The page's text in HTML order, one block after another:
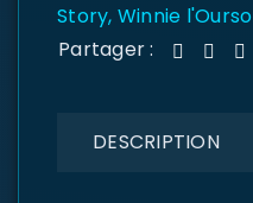
Story, Winnie
Partager :
DESCRIPTION